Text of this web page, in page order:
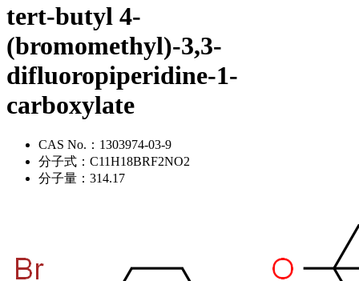
tert-butyl 4-
(bromomethyl)-3,3-
difluoropiperidine-1-
carboxylate
CAS No.： 1303974-03-9
分子式： C11H18BRF2NO2
分子量： 314.17